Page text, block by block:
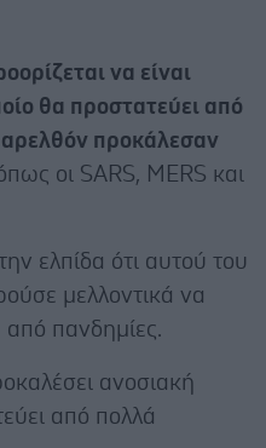
να είναι
θα προστατεύει από
προκάλεσαν
οι SARS, MERS και
ελπίδα ότι αυτού του
μελλοντικά να
πανδημίες.
ανοσιακή
από πολλά